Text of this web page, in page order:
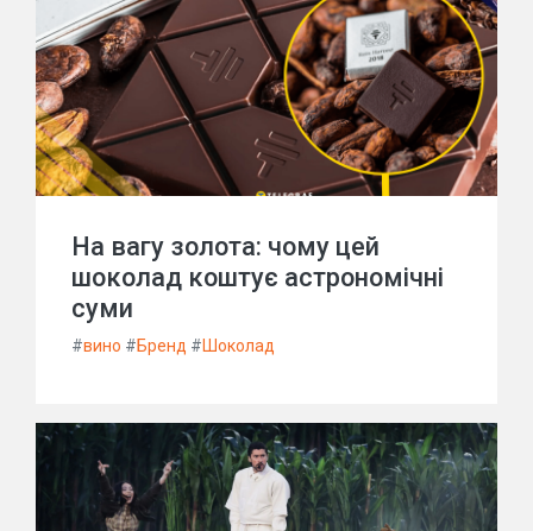
На вагу золота: чому цей
шоколад коштує астрономічні
суми
#вино #Бренд #Шоколад